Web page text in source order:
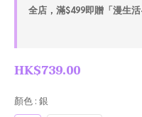
全店，滿$499即贈「漫生活
HK$739.00
顏色 : 銀